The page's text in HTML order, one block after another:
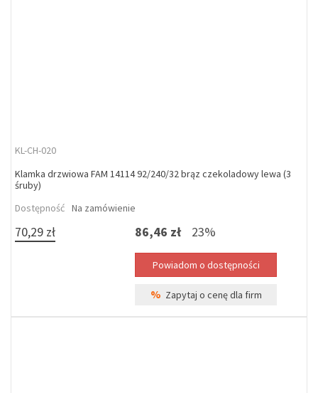
KL-CH-020
Klamka drzwiowa FAM 14114 92/240/32 brąz czekoladowy lewa (3
śruby)
Dostępność Na zamówienie
70,29 zł 86,46 zł 23%
% Zapytaj o cenę dla firm